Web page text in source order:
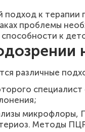
к
проблемы
способности к
различные
микрофлоры,
Методы